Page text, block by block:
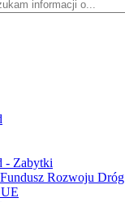
- Zabytki
Rozwoju Dróg